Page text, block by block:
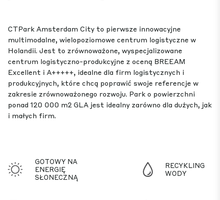
CTPark Amsterdam City to pierwsze innowacyjne
multimodalne, wielopoziomowe centrum logistyczne w
Holandii. Jest to zrównoważone, wyspecjalizowane
centrum logistyczno-produkcyjne z oceną BREEAM
Excellent i A+++++, idealne dla firm logistycznych i
produkcyjnych, które chcą poprawić swoje referencje w
zakresie zrównoważonego rozwoju. Park o powierzchni
ponad 120 000 m2 GLA jest idealny zarówno dla dużych, jak
i małych firm.
GOTOWY NA
ENERGIĘ
SŁONECZNĄ
RECYKLING
WODY